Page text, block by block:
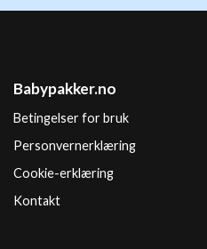
Babypakker.no
Betingelser for bruk
Personvernerklæring
Cookie-erklæring
Kontakt